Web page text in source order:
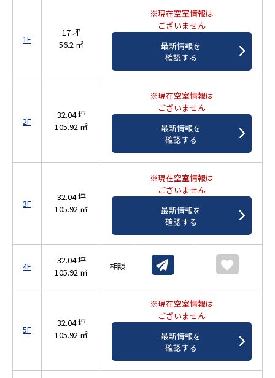
1F
17 坪
56.2 ㎡
※現在空室情報は
ございません
最新情報を
確認する
2F
32.04 坪
105.92 ㎡
※現在空室情報は
ございません
最新情報を
確認する
3F
32.04 坪
105.92 ㎡
※現在空室情報は
ございません
最新情報を
確認する
4F
32.04 坪
105.92 ㎡
相談
5F
32.04 坪
105.92 ㎡
※現在空室情報は
ございません
最新情報を
確認する